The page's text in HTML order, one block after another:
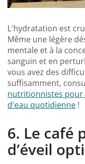
L'hydratation est
Même une légère
mentale et à la
sanguin et en
vous avez des
suffisamment,
nutritionnistes
d'eau quotidienne !
6. Le café
d’éveil